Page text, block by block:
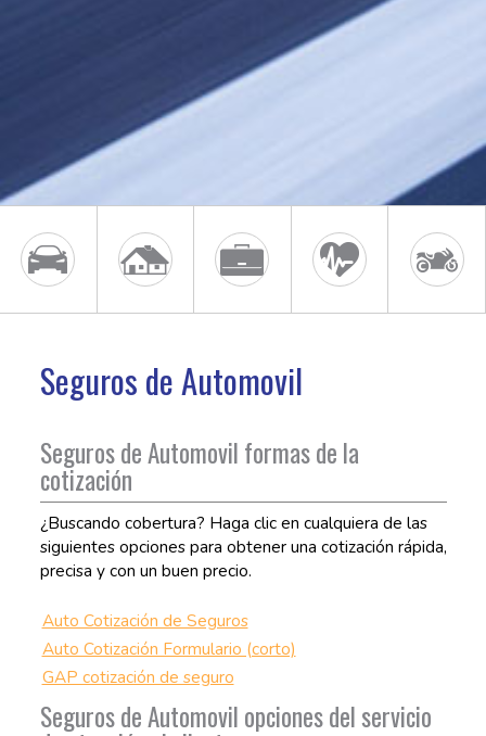
Seguros de Automovil
Seguros de Automovil formas de la
cotización
¿Buscando cobertura? Haga clic en cualquiera de las
siguientes opciones para obtener una cotización rápida,
precisa y con un buen precio.
Auto Cotización de Seguros
Auto Cotización Formulario (corto)
GAP cotización de seguro
Seguros de Automovil opciones del servicio